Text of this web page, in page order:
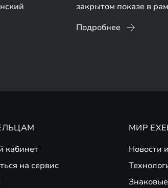
закрытом показе в
Подробнее
кабинет
на сервис
МИР
Новости